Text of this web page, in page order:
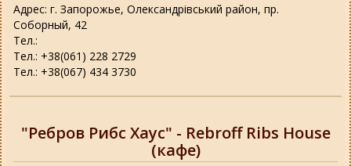
Адрес: г. Запорожье, Олександрівський район, пр.
Соборный, 42
Тел.:
Тел.: +38(061) 228 2729
Тел.: +38(067) 434 3730
"Ребров Рибс Хаус" - Rebroff Ribs House
(кафе)